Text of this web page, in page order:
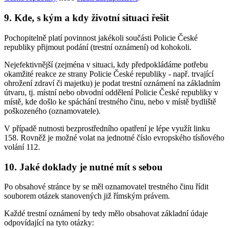
9. Kde, s kým a kdy životní situaci řešit
Pochopitelně platí povinnost jakékoli součásti Policie České
republiky přijmout podání (trestní oznámení) od kohokoli.
Nejefektivnější (zejména v situaci, kdy předpokládáme potřebu
okamžité reakce ze strany Policie České republiky - např. trvající
ohrožení zdraví či majetku) je podat trestní oznámení na základním
útvaru, tj. místní nebo obvodní oddělení Policie České republiky v
místě, kde došlo ke spáchání trestného činu, nebo v místě bydliště
poškozeného (oznamovatele).
V případě nutnosti bezprostředního opatření je lépe využít linku
158. Rovněž je možné volat na jednotné číslo evropského tísňového
volání 112.
10. Jaké doklady je nutné mít s sebou
Po obsahové stránce by se měl oznamovatel trestného činu řídit
souborem otázek stanovených již římským právem.
Každé trestní oznámení by tedy mělo obsahovat základní údaje
odpovídající na tyto otázky: